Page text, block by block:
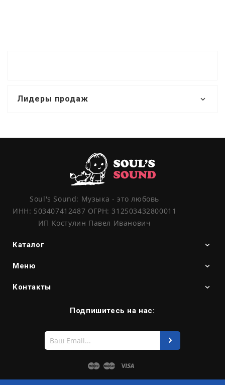
Лидеры продаж
Soul's Sound: Музыка - это любовь
ИНН: 503407412487 ОГРН: 312503432800011
ИП Костулин Павел Иванович
Каталог
Меню
Контакты
Подпишитесь на нас:
Введите
e-
Maestro
Master